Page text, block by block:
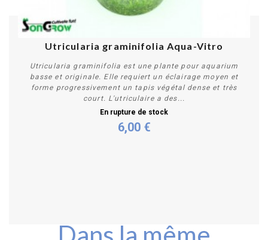
Utricularia graminifolia Aqua-Vitro
Utricularia graminifolia est une plante pour aquarium
basse et originale. Elle requiert un éclairage moyen et
forme progressivement un tapis végétal dense et très
court. L'utriculaire a des...
En rupture de stock
6,00 €